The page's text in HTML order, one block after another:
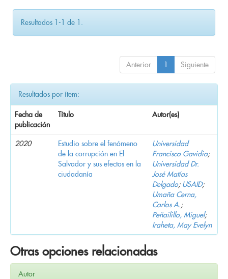
Resultados 1-1 de 1.
Anterior 1 Siguiente
Resultados por ítem:
Fecha de
publicación
Título Autor(es)
2020
Estudio sobre el fenómeno
de la corrupción en El
Salvador y sus efectos en la
ciudadanía
Universidad
Francisco Gavidia;
Universidad Dr.
José Matías
Delgado; USAID;
Umaña Cerna,
Carlos A.;
Peñailillo, Miguel;
Iraheta, May Evelyn
Otras opciones relacionadas
Autor